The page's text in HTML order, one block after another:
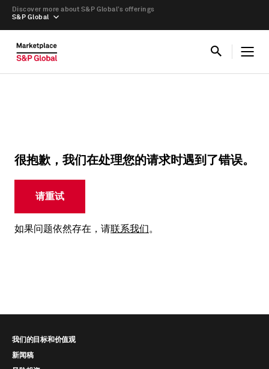
S&P Global
Discover more about S&P Global’s offerings
很抱歉，我们在处理您的请求时遇到了错误。
请重试
如果问题依然存在，请联系我们。
我们的目标和价值观
新闻稿